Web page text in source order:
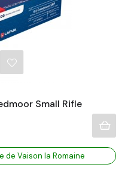
Small Rifle
de Vaison la Romaine